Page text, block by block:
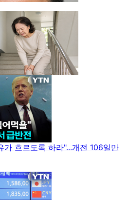
가 흐르도록 하라"...개전 106일만